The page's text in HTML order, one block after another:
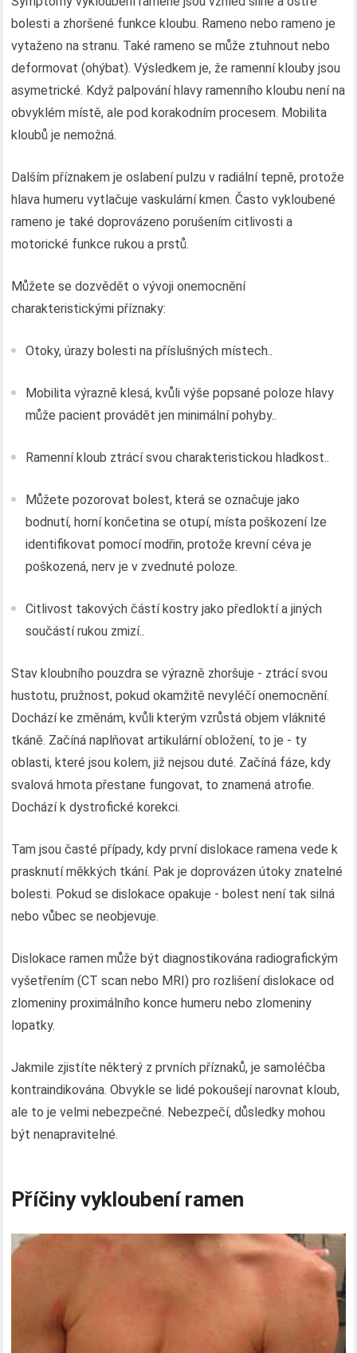
bolesti a zhoršené funkce kloubu. Rameno nebo rameno je
vytaženo na stranu. Také rameno se může ztuhnout nebo
deformovat (ohýbat). Výsledkem je, že ramenní klouby jsou
asymetrické. Když palpování hlavy ramenního kloubu není na
obvyklém místě, ale pod korakodním procesem. Mobilita
kloubů je nemožná.
Dalším příznakem je oslabení pulzu v radiální tepně, protože
hlava humeru vytlačuje vaskulární kmen. Často vykloubené
rameno je také doprovázeno porušením citlivosti a
motorické funkce rukou a prstů.
Můžete se dozvědět o vývoji onemocnění
charakteristickými příznaky:
Otoky, úrazy bolesti na příslušných místech..
Mobilita výrazně klesá, kvůli výše popsané poloze hlavy
může pacient provádět jen minimální pohyby..
Ramenní kloub ztrácí svou charakteristickou hladkost..
Můžete pozorovat bolest, která se označuje jako
bodnutí, horní končetina se otupí, místa poškození lze
identifikovat pomocí modřin, protože krevní céva je
poškozená, nerv je v zvednuté poloze.
Citlivost takových částí kostry jako předloktí a jiných
součástí rukou zmizí..
Stav kloubního pouzdra se výrazně zhoršuje - ztrácí svou
hustotu, pružnost, pokud okamžitě nevyléčí onemocnění.
Dochází ke změnám, kvůli kterým vzrůstá objem vláknité
tkáně. Začíná naplňovat artikulární obložení, to je - ty
oblasti, které jsou kolem, již nejsou duté. Začíná fáze, kdy
svalová hmota přestane fungovat, to znamená atrofie.
Dochází k dystrofické korekci.
Tam jsou časté případy, kdy první dislokace ramena vede k
prasknutí měkkých tkání. Pak je doprovázen útoky znatelné
bolesti. Pokud se dislokace opakuje - bolest není tak silná
nebo vůbec se neobjevuje.
Dislokace ramen může být diagnostikována radiografickým
vyšetřením (CT scan nebo MRI) pro rozlišení dislokace od
zlomeniny proximálního konce humeru nebo zlomeniny
lopatky.
Jakmile zjistíte některý z prvních příznaků, je samoléčba
kontraindikována. Obvykle se lidé pokoušejí narovnat kloub,
ale to je velmi nebezpečné. Nebezpečí, důsledky mohou
být nenapravitelné.
Příčiny vykloubení ramen